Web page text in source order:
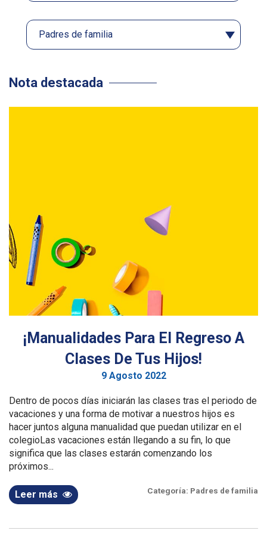
Nota destacada
¡Manualidades Para El Regreso A
Clases De Tus Hijos!
9 Agosto 2022
Dentro de pocos días iniciarán las clases tras el periodo de
vacaciones y una forma de motivar a nuestros hijos es
hacer juntos alguna manualidad que puedan utilizar en el
colegioLas vacaciones están llegando a su fin, lo que
significa que las clases estarán comenzando los
próximos...
Leer más Categoría: Padres de familia